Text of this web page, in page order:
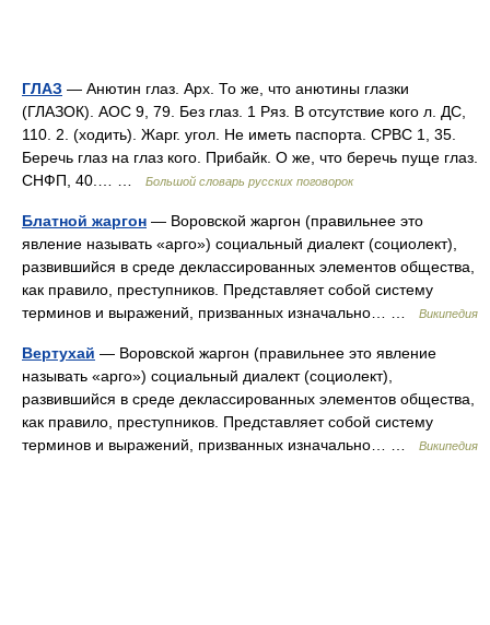
ГЛАЗ — Анютин глаз. Арх. То же, что анютины глазки
(ГЛАЗОК). АОС 9, 79. Без глаз. 1 Ряз. В отсутствие кого л. ДС,
110. 2. (ходить). Жарг. угол. Не иметь паспорта. СРВС 1, 35.
Беречь глаз на глаз кого. Прибайк. О же, что беречь пуще глаз.
СНФП, 40.… …
Большой словарь русских поговорок
Блатной жаргон — Воровской жаргон (правильнее это
явление называть «арго») социальный диалект (социолект),
развившийся в среде деклассированных элементов общества,
как правило, преступников. Представляет собой систему
терминов и выражений, призванных изначально… …
Википедия
Вертухай — Воровской жаргон (правильнее это явление
называть «арго») социальный диалект (социолект),
развившийся в среде деклассированных элементов общества,
как правило, преступников. Представляет собой систему
терминов и выражений, призванных изначально… …
Википедия